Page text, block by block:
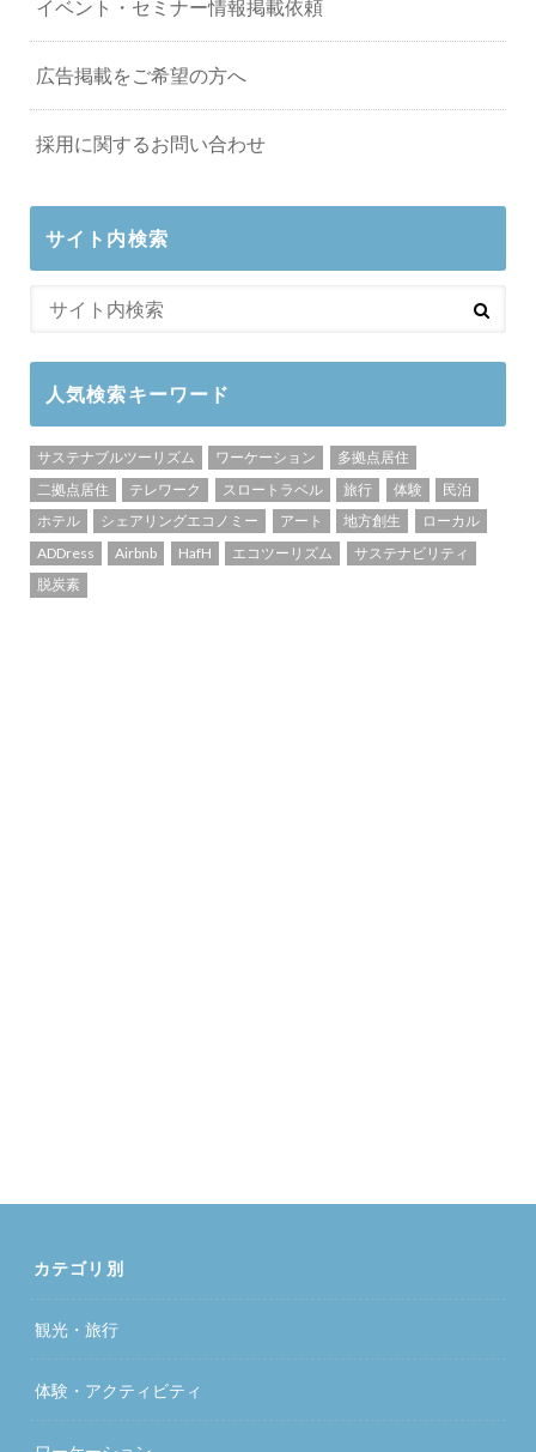
イベント・セミナー情報掲載依頼
広告掲載をご希望の方へ
採用に関するお問い合わせ
サイト内検索
人気検索キーワード
サステナブルツーリズム ワーケーション
多拠点居住
二拠点居住
テレワーク スロートラベル 旅行 体験
民泊
ホテル
シェアリングエコノミー アート 地方創生
ローカル
ADDress
Airbnb HafH エコツーリズム
サステナビリティ
脱炭素
カテゴリ別
観光・旅行
体験・アクティビティ